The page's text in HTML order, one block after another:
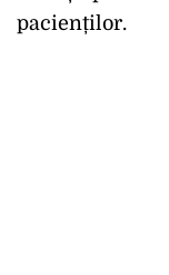
pacienților.